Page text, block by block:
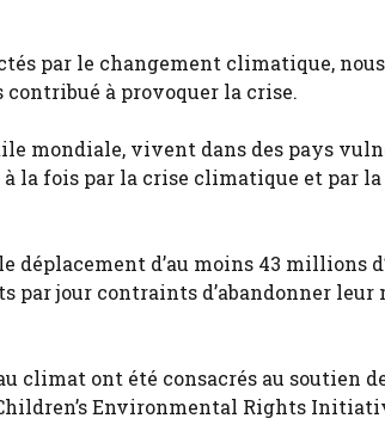
par le changement climatique, nous
contribué à provoquer la crise.
mondiale, vivent dans des pays
la fois par la crise climatique et par la
déplacement d’au moins 43 millions
par jour contraints d’abandonner leur
climat ont été consacrés au soutien
Environmental Rights